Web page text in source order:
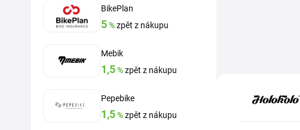
BikePlan
5%zpět z nákupu
Mebik
1,5%zpět z nákupu
Pepebike
1,5%zpět z nákupu